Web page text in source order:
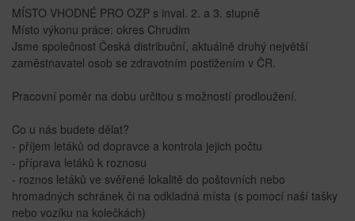
MÍSTO VHODNÉ PRO OZP s inval. 2. a 3. stupně
Místo výkonu práce: okres Chrudim
Jsme společnost Česká distribuční, aktuálně druhý největší
zaměstnavatel osob se zdravotním postižením v ČR.
Pracovní poměr na dobu určitou s možností prodloužení.
Co u nás budete dělat?
- příjem letáků od dopravce a kontrola jejich počtu
- příprava letáků k roznosu
- roznos letáků ve svěřené lokalitě do poštovních nebo
hromadných schránek či na odkladná místa (s pomocí naší tašky
nebo vozíku na kolečkách)